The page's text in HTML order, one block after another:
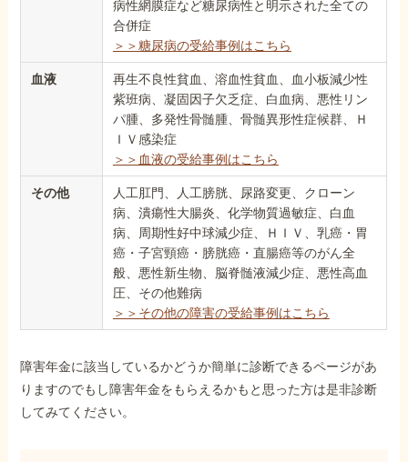
病性網膜症など糖尿病性と明示された全ての
合併症
＞＞糖尿病の受給事例はこちら
血液
再生不良性貧血、溶血性貧血、血小板減少性
紫班病、凝固因子欠乏症、白血病、悪性リン
パ腫、多発性骨髄腫、骨髄異形性症候群、Ｈ
ＩＶ感染症
＞＞血液の受給事例はこちら
その他
人工肛門、人工膀胱、尿路変更、クローン
病、潰瘍性大腸炎、化学物質過敏症、白血
病、周期性好中球減少症、ＨＩＶ、乳癌・胃
癌・子宮頸癌・膀胱癌・直腸癌等のがん全
般、悪性新生物、脳脊髄液減少症、悪性高血
圧、その他難病
＞＞その他の障害の受給事例はこちら
障害年金に該当しているかどうか簡単に診断できるページがあ
りますのでもし障害年金をもらえるかもと思った方は是非診断
してみてください。